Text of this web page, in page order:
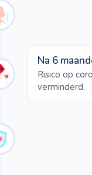
Na 6
Risico op
verminderd.